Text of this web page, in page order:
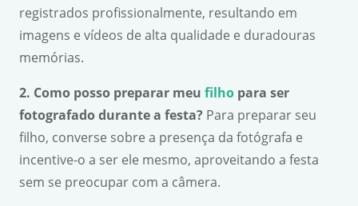
registrados profissionalmente, resultando em
imagens e vídeos de alta qualidade e duradouras
memórias.
2. Como posso preparar meu filho para ser
fotografado durante a festa? Para preparar seu
filho, converse sobre a presença da fotógrafa e
incentive-o a ser ele mesmo, aproveitando a festa
sem se preocupar com a câmera.